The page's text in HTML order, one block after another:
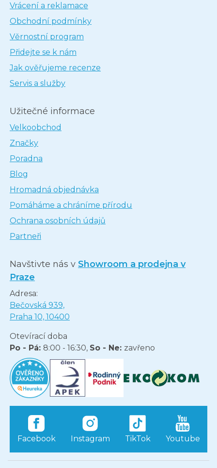
Vrácení a reklamace
Obchodní podmínky
Věrnostní program
Přidejte se k nám
Jak ověřujeme recenze
Servis a služby
Užitečné informace
Velkoobchod
Značky
Poradna
Blog
Hromadná objednávka
Pomáháme a chráníme přírodu
Ochrana osobních údajů
Partneři
Navštivte nás v Showroom a prodejna v
Praze
Adresa:
Bečovská 939,
Praha 10, 10400
Otevírací doba
Po - Pá: 8:00 - 16:30, So - Ne: zavřeno
Facebook Instagram TikTok Youtube